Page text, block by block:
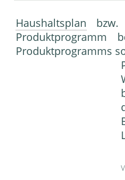
Haushaltsplan
Produktprogramms